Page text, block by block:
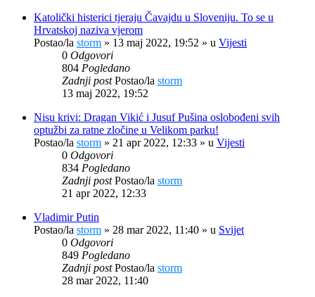
Katolički histerici tjeraju Čavajdu u Sloveniju. To se u
Hrvatskoj naziva vjerom
Postao/la storm » 13 maj 2022, 19:52 » u Vijesti
0 Odgovori
804 Pogledano
Zadnji postPostao/la storm
13 maj 2022, 19:52
Nisu krivi: Dragan Vikić i Jusuf Pušina oslobođeni svih
optužbi za ratne zločine u Velikom parku!
Postao/la storm » 21 apr 2022, 12:33 » u Vijesti
0 Odgovori
834 Pogledano
Zadnji postPostao/la storm
21 apr 2022, 12:33
Vladimir Putin
Postao/la storm » 28 mar 2022, 11:40 » u Svijet
0 Odgovori
849 Pogledano
Zadnji postPostao/la storm
28 mar 2022, 11:40